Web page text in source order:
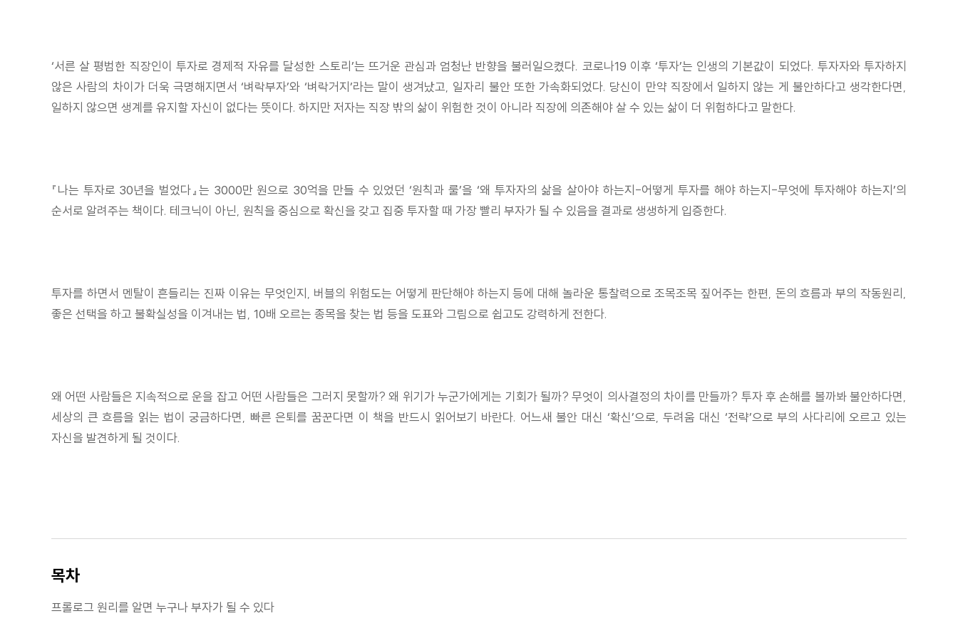
‘서른 살 평범한 직장인이 투자로 경제적 자유를 달성한 스토리’는 뜨거운 관심과 엄청난 반향을 불러일으켰다. 코로나19 이후 ‘투자’는 인생의 기본값이 되었다. 투자자와 투자하지
않은 사람의 차이가 더욱 극명해지면서 ‘벼락부자’와 ‘벼락거지’라는 말이 생겨났고, 일자리 불안 또한 가속화되었다. 당신이 만약 직장에서 일하지 않는 게 불안하다고 생각한다면,
일하지 않으면 생계를 유지할 자신이 없다는 뜻이다. 하지만 저자는 직장 밖의 삶이 위험한 것이 아니라 직장에 의존해야 살 수 있는 삶이 더 위험하다고 말한다.
『나는 투자로 30년을 벌었다』는 3000만 원으로 30억을 만들 수 있었던 ‘원칙과 룰’을 ‘왜 투자자의 삶을 살아야 하는지-어떻게 투자를 해야 하는지-무엇에 투자해야 하는지’의
순서로 알려주는 책이다. 테크닉이 아닌, 원칙을 중심으로 확신을 갖고 집중 투자할 때 가장 빨리 부자가 될 수 있음을 결과로 생생하게 입증한다.
투자를 하면서 멘탈이 흔들리는 진짜 이유는 무엇인지, 버블의 위험도는 어떻게 판단해야 하는지 등에 대해 놀라운 통찰력으로 조목조목 짚어주는 한편, 돈의 흐름과 부의 작동원리,
좋은 선택을 하고 불확실성을 이겨내는 법, 10배 오르는 종목을 찾는 법 등을 도표와 그림으로 쉽고도 강력하게 전한다.
왜 어떤 사람들은 지속적으로 운을 잡고 어떤 사람들은 그러지 못할까? 왜 위기가 누군가에게는 기회가 될까? 무엇이 의사결정의 차이를 만들까? 투자 후 손해를 볼까봐 불안하다면,
세상의 큰 흐름을 읽는 법이 궁금하다면, 빠른 은퇴를 꿈꾼다면 이 책을 반드시 읽어보기 바란다. 어느새 불안 대신 ‘확신’으로, 두려움 대신 ‘전략’으로 부의 사다리에 오르고 있는
자신을 발견하게 될 것이다.
목차
프롤로그 원리를 알면 누구나 부자가 될 수 있다